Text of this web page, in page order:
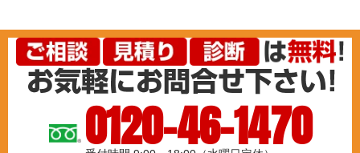
0120-46-1470